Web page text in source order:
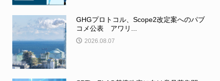
GHGプロトコル、Scope2改定案へのパブ
コメ公表 アワリ...
2026.08.07